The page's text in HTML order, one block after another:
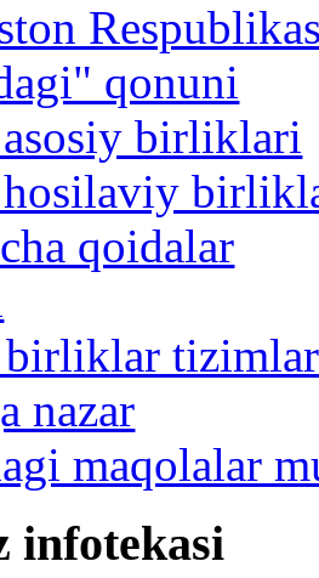
qonuni
birliklari
qoidalar
birliklar
nazar
maqolalar
infotekasi